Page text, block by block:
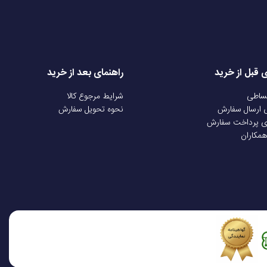
نه تنها استحکام بالایی دارد، بلکه جلوه‌ای شیک و مجلل به دستگاه می‌بخشد. استاندارد IP48 به این معناست که گوشی در برابر گردوغبار (ذرات بزرگ‌تر از 1 میلی‌متر) و غوطه‌وری در آب تا عمق 1.5 متر به مدت 30
قبل از خرید
ارسال سفارش
پرداخت سفارش
راهنمای بعد از خرید
شرایط مرجوع کالا
نحوه تحویل سفارش